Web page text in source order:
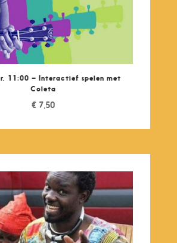
11:00 – Interactief spelen met
Coleta
€ 7,50